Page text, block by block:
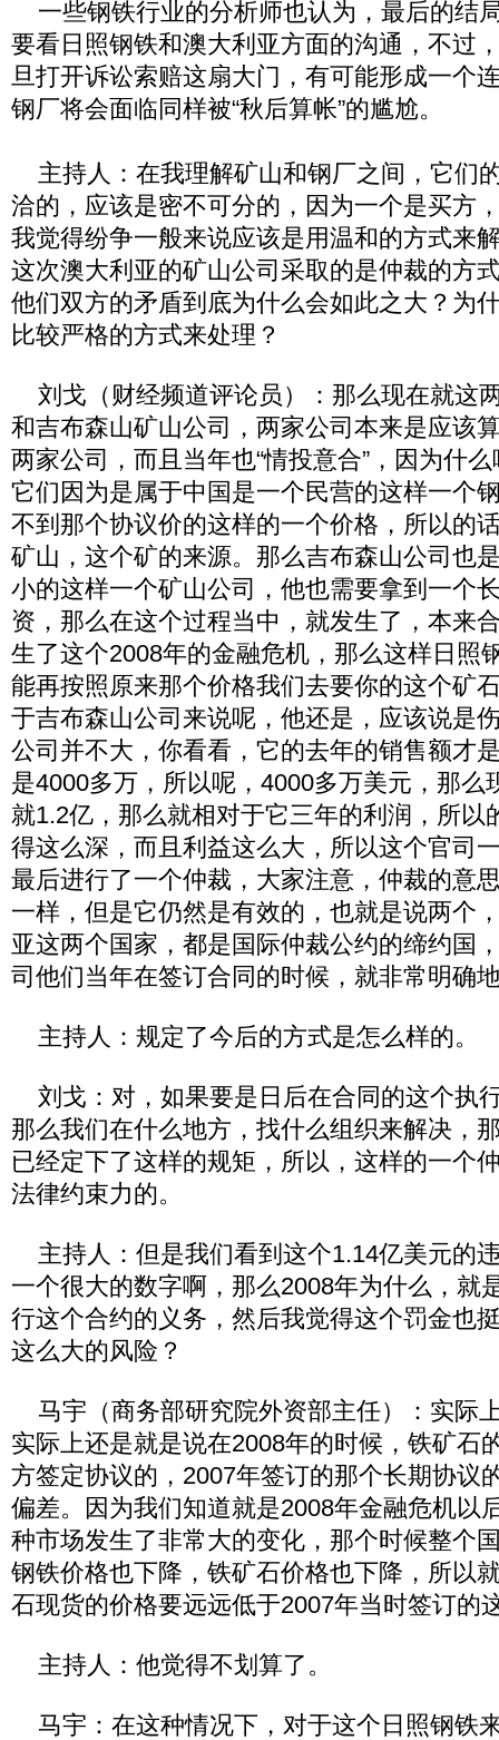
一些钢铁行业的分析师也认为，最后的结
要看日照钢铁和澳大利亚方面的沟通，不过
旦打开诉讼索赔这扇大门，有可能形成一个
钢厂将会面临同样被“秋后算帐”的尴尬。
主持人：在我理解矿山和钢厂之间，它们
洽的，应该是密不可分的，因为一个是买方
我觉得纷争一般来说应该是用温和的方式来
这次澳大利亚的矿山公司采取的是仲裁的方
他们双方的矛盾到底为什么会如此之大？为
比较严格的方式来处理？
刘戈（财经频道评论员）：那么现在就这
和吉布森山矿山公司，两家公司本来是应该
两家公司，而且当年也“情投意合”，因为什
它们因为是属于中国是一个民营的这样一个
不到那个协议价的这样的一个价格，所以的
矿山，这个矿的来源。那么吉布森山公司也
小的这样一个矿山公司，他也需要拿到一个
资，那么在这个过程当中，就发生了，本来
生了这个2008年的金融危机，那么这样日照
能再按照原来那个价格我们去要你的这个矿
于吉布森山公司来说呢，他还是，应该说是
公司并不大，你看看，它的去年的销售额才
是4000多万，所以呢，4000多万美元，那么
就1.2亿，那么就相对于它三年的利润，所以
得这么深，而且利益这么大，所以这个官司
最后进行了一个仲裁，大家注意，仲裁的意
一样，但是它仍然是有效的，也就是说两个
亚这两个国家，都是国际仲裁公约的缔约国
司他们当年在签订合同的时候，就非常明确
主持人：规定了今后的方式是怎么样的。
刘戈：对，如果要是日后在合同的这个执
那么我们在什么地方，找什么组织来解决，
已经定下了这样的规矩，所以，这样的一个
法律约束力的。
主持人：但是我们看到这个1.14亿美元的
一个很大的数字啊，那么2008年为什么，就
行这个合约的义务，然后我觉得这个罚金也
这么大的风险？
马宇（商务部研究院外资部主任）：实际
实际上还是就是说在2008年的时候，铁矿石
方签定协议的，2007年签订的那个长期协议
偏差。因为我们知道就是2008年金融危机以
种市场发生了非常大的变化，那个时候整个
钢铁价格也下降，铁矿石价格也下降，所以
石现货的价格要远远低于2007年当时签订的
主持人：他觉得不划算了。
马宇：在这种情况下，对于这个日照钢铁